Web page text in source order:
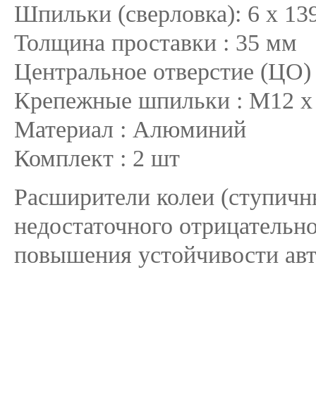
Шпильки (сверловка): 6 х
Толщина проставки : 35 мм
Центральное отверстие
Крепежные шпильки : М12 х
Материал : Алюминий
Комплект : 2 шт
Расширители колеи
недостаточного
повышения устойчивости